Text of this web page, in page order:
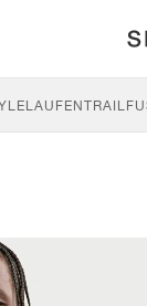
LAUFENTRAIL